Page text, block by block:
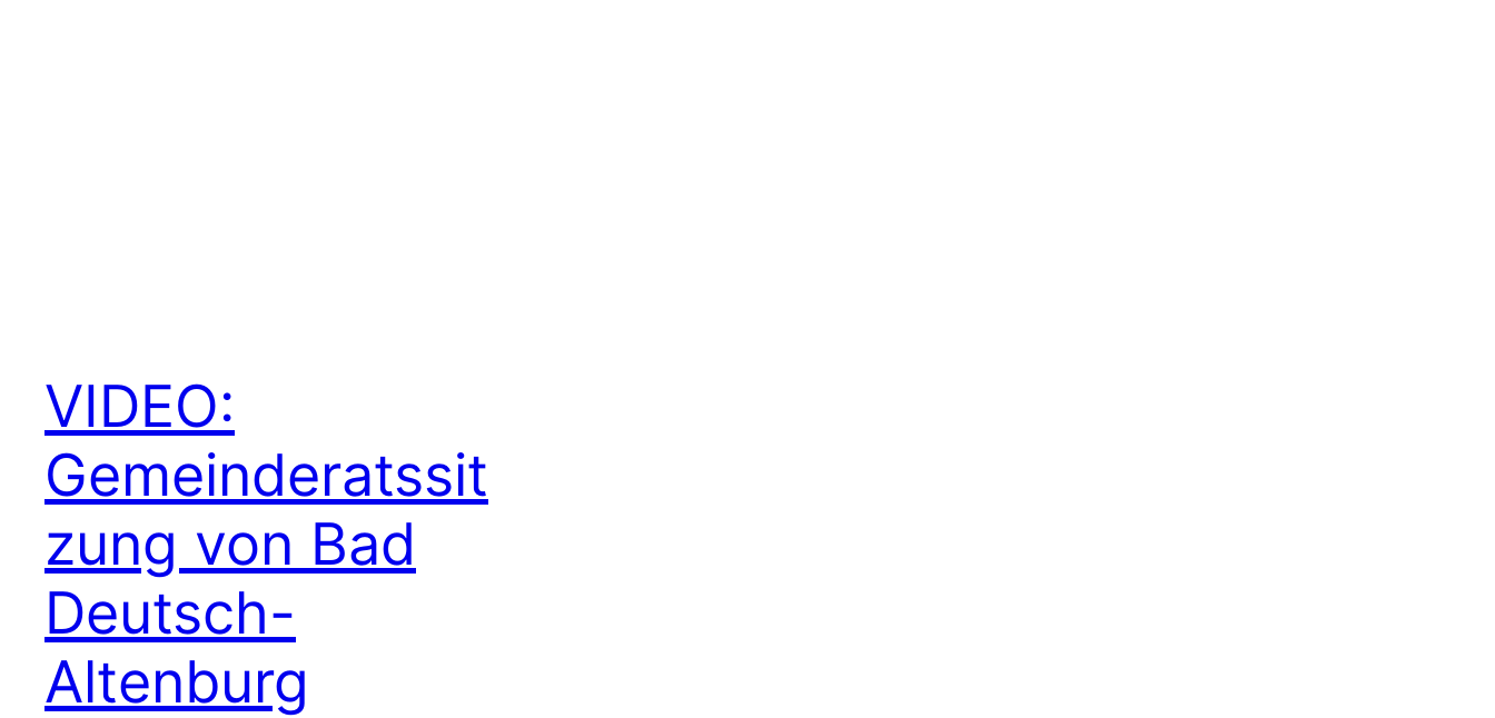
VIDEO:
Gemeinderatssit
zung von Bad
Deutsch-
Altenburg